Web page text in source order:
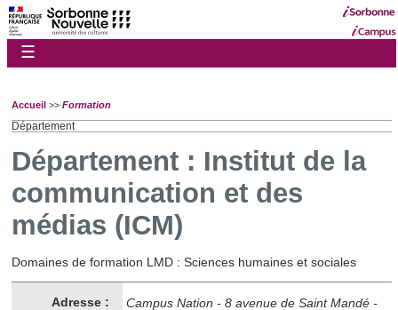
☰
Accueil >> Formation
Département
Département : Institut de la
communication et des
médias (ICM)
Domaines de formation LMD : Sciences humaines et sociales
Adresse :
Campus Nation - 8 avenue de Saint Mandé -